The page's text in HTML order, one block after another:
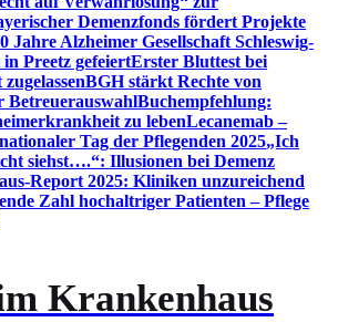
Demenzfonds fördert Projekte
Jahre Alzheimer Gesellschaft Schleswig-
Preetz gefeiertErster Bluttest bei
BGH stärkt Rechte von
BetreuerauswahlBuchempfehlung:
zu lebenLecanemab –
Tag der Pflegenden 2025„Ich
siehst….“: Illusionen bei Demenz
Report 2025: Kliniken unzureichend
Zahl hochaltriger Patienten – Pflege
Krankenhaus